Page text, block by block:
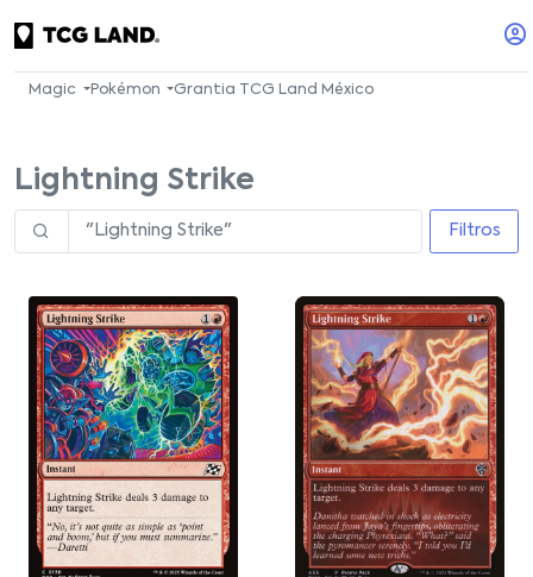
Magic Pokémon Grantia TCG Land México
Lightning Strike
Filtros